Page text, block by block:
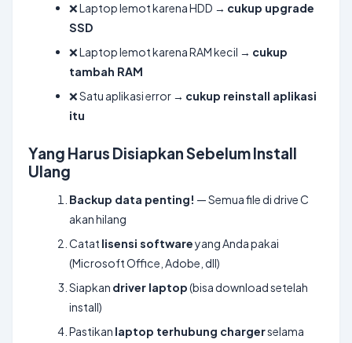
❌ Laptop lemot karena HDD → cukup upgrade
SSD
❌ Laptop lemot karena RAM kecil → cukup
tambah RAM
❌ Satu aplikasi error → cukup reinstall aplikasi
itu
Yang Harus Disiapkan Sebelum Install
Ulang
Backup data penting! — Semua file di drive C
akan hilang
Catat lisensi softwareyang Anda pakai
(Microsoft Office, Adobe, dll)
Siapkan driver laptop(bisa download setelah
install)
Pastikan laptop terhubung chargerselama